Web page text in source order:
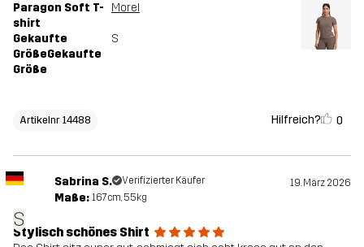
Paragon Soft T-
shirt
Morel
Gekaufte
GrößeGekaufte
Größe
S
Artikelnr 14488 Hilfreich? 0
S
Sabrina S. Verifizierter Käufer 19. März 2026
Maße: 167cm, 55kg
Stylisch schönes Shirt